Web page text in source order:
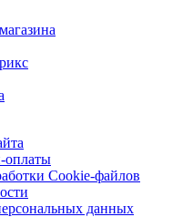
оплаты
Cookie-файлов
данных